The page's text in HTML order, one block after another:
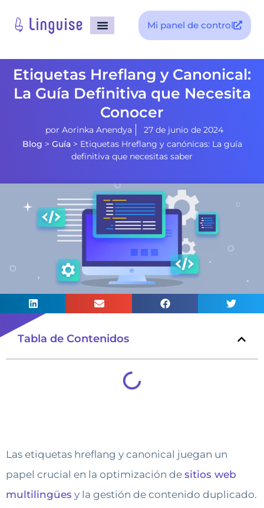
Mi panel de control
Etiquetas Hreflang y Canonical:
La Guía Definitiva que Necesita
Conocer
por Aorinka Anendya
27 de junio de 2024
Blog > Guía> Etiquetas Hreflang y canónicas: La guía
definitiva que necesitas saber
Tabla de Contenidos
Las etiquetas hreflang y canonical juegan un
papel crucial en la optimización de sitios web
multilingües y la gestión de contenido duplicado.